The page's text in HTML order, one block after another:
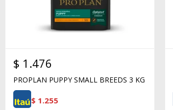
$ 1.476
PROPLAN PUPPY SMALL BREEDS 3 KG
$ 1.255